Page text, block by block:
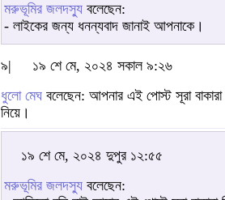
মরুভূমির জলদস্যু বলেছেন:
- লাইকের জন্য ধনন্যবাদ জানাই আপনাকে।
৯|
১৯ শে মে, ২০২৪ সকাল ৯:২৬
ধুলো মেঘ বলেছেন: আপনার এই পোস্ট সূরা
নিয়ে।
১৯ শে মে, ২০২৪ দুপুর ১২:৫৫
মরুভূমির জলদস্যু বলেছেন: